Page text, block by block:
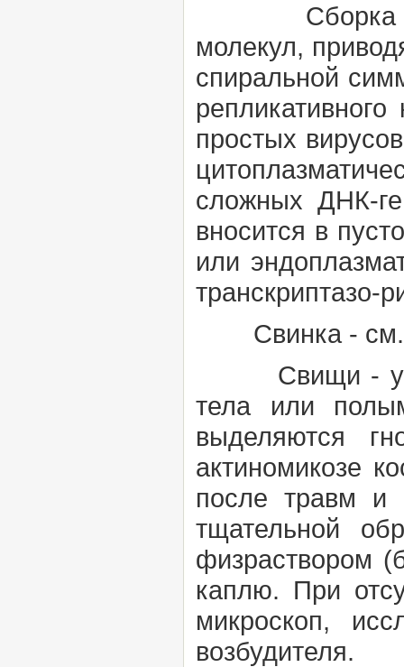
Сборка
молекул,
спиральной
простых
сложных ДНК-
вносится в
или
транскриптазо-
Свинка -
Свищи -
тела или
выделяются
актиномикозе
после травм и
тщательной
физраствором
каплю. При
микроскоп,
возбудителя.